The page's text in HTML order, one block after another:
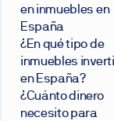
en inmuebles en
España
¿En qué tipo de
inmuebles
en España?
¿Cuánto dinero
necesito para